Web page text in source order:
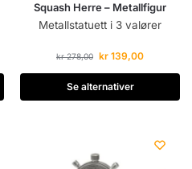
Squash Herre – Metallfigur
Metallstatuett i 3 valører
kr278,00 kr 139,00
Se alternativer